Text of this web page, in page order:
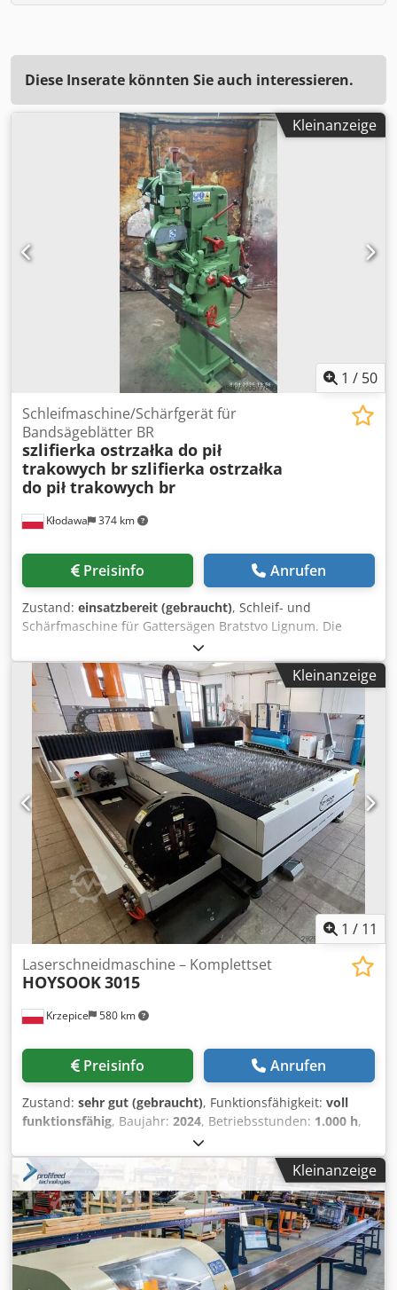
Diese Inserate könnten Sie auch interessieren.
Kleinanzeige
1 / 50
Kłodawa 374 km
Schleifmaschine/Schärfgerät für
Bandsägeblätter BR
szlifierka ostrzałka do pił
trakowych brszlifierka ostrzałka
do pił trakowych br
Preisinfo Anrufen
Zustand: einsatzbereit (gebraucht), Schleif- und
Schärfmaschine für Gattersägen Bratstvo Lignum. Die
Maschine ist komplett und technisch funktionsfähig. Sie
kann mit Rollen zum Halten des Bandsägeblatts
nachgerüstet werden. Chedpfxsxx Uxis Ab EsaKleinanzeige
1 / 11
Krzepice 580 km
Laserschneidmaschine – Komplettset
HOYSOOK3015
Preisinfo Anrufen
Zustand: sehr gut (gebraucht), Funktionsfähigkeit: voll
funktionsfähig, Baujahr: 2024, Betriebsstunden: 1.000 h,
CNC-Steuerung
Automatisch, Betätigungsart:hydraulisch,
Steuerungsmodell:
CypCut FSCUT 3000DE
, Lasertyp:
Faserlaser, Laserquellenhersteller:Reci, Laserstunden:
1.000 h, Laserleistung:2.000 W, Blechstärke Stahl (max.):
12 mm, Blechstärke Edelstahl (max.):6 mm, Blechstärke
Aluminium (max.):
6 mm, Rohrdurchmesser (max.):245
mm, Rohrlänge (max.): 6.000 mm, Arbeitslänge:3.000 mm
Kleinanzeige